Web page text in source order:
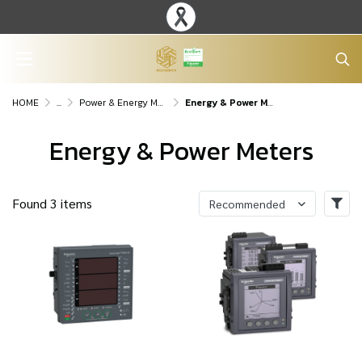
HOME ... Power & Energy Monitoring System Energy & Power Meters
Energy & Power Meters
Found 3 items Recommended